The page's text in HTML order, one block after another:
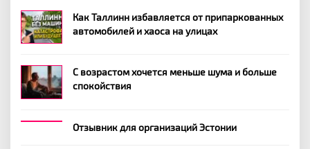
Как Таллинн избавляется от припаркованных
автомобилей и хаоса на улицах
С возрастом хочется меньше шума и больше
спокойствия
Отзывник для организаций Эстонии